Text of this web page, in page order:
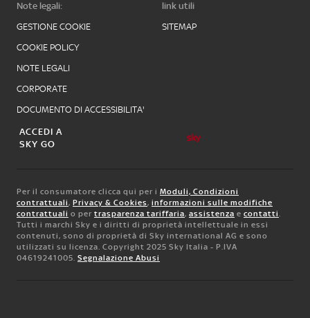
Note legali:
GESTIONE COOKIE
COOKIE POLICY
NOTE LEGALI
CORPORATE
DOCUMENTO DI ACCESSIBILITA'
link utili
SITEMAP
ACCEDI A
SKY GO
Per il consumatore clicca qui per i Moduli, Condizioni
contrattuali, Privacy & Cookies, informazioni sulle modifiche
contrattuali o per trasparenza tariffaria, assistenza e contatti.
Tutti i marchi Sky e i diritti di proprietà intellettuale in essi
contenuti, sono di proprietà di Sky international AG e sono
utilizzati su licenza. Copyright 2025 Sky Italia - P.IVA
04619241005. Segnalazione Abusi